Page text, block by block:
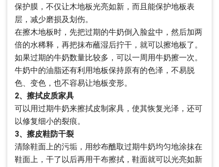
保护膜，不仅让木地板光亮如新，而且能保护地板表
层，减少磨损及划伤。
在擦木地板时，先把过期的牛奶倒入脸盆中，然后加两
倍的水稀释，再把抹布蘸湿后拧干，就可以擦地板了。
如果过期的牛奶数量比较多，可以一周用牛奶擦一次。
牛奶中的油脂还有利用地板保持原有的色泽，不易脱
色、变色，也不容易让地板变形。
2、擦拭皮质家具
可以用过期牛奶来擦拭皮制家具，使其恢复光泽，还可
以修复细小的裂痕。
3、擦皮鞋防干裂
清除鞋面上的污垢，用纱布醮取过期牛奶均匀地涂抹在
鞋面上，干了以后再用干布擦拭，鞋面就可以光亮如新